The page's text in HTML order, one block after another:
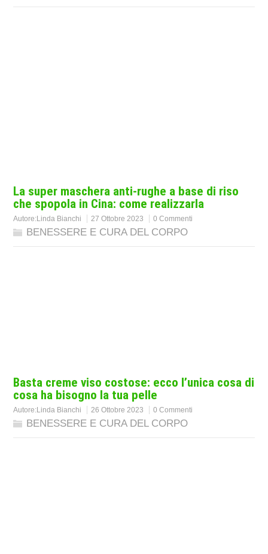
La super maschera anti-rughe a base di riso
che spopola in Cina: come realizzarla
Autore:Linda Bianchi 27 Ottobre 2023 0 Commenti
BENESSERE E CURA DEL CORPO
Basta creme viso costose: ecco l’unica cosa di
cosa ha bisogno la tua pelle
Autore:Linda Bianchi 26 Ottobre 2023 0 Commenti
BENESSERE E CURA DEL CORPO